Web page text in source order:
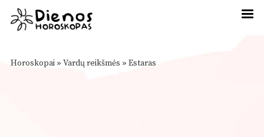
Horoskopai » Vardų reikšmės » Estaras